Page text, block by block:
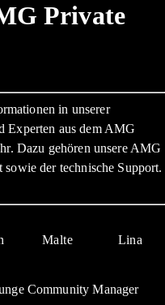
Private
in unserer
Experten aus dem AMG
Dazu gehören unsere AMG
der technische Support.
Malte Lina